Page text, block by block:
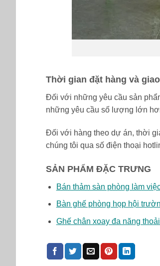
Thời gian đặt hàng và
Đối với những yêu cầu sản
những yêu cầu số lượng lớn
Đối với hàng theo dự án, thời
chúng tôi qua số điện thoại
SẢN PHẨM ĐẶC TRƯNG
Bán thảm sàn phòng làm
Bàn ghế phòng họp hội
Ghế chân xoay đa năng